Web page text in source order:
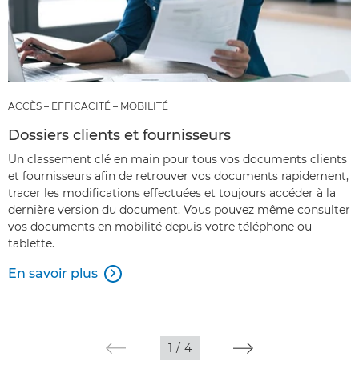
ACCÈS – EFFICACITÉ – MOBILITÉ
Dossiers clients et fournisseurs
Un classement clé en main pour tous vos documents clients
et fournisseurs afin de retrouver vos documents rapidement,
tracer les modifications effectuées et toujours accéder à la
dernière version du document. Vous pouvez même consulter
vos documents en mobilité depuis votre téléphone ou
tablette.
En savoir plus 
1 / 4